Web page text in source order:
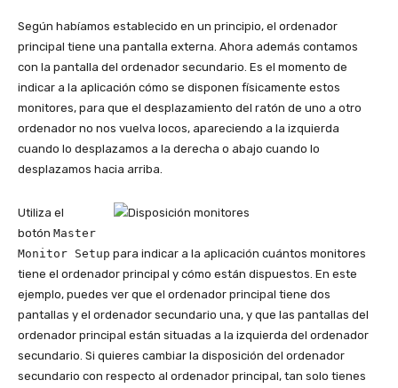
Según habíamos establecido en un principio, el ordenador
principal tiene una pantalla externa. Ahora además contamos
con la pantalla del ordenador secundario. Es el momento de
indicar a la aplicación cómo se disponen físicamente estos
monitores, para que el desplazamiento del ratón de uno a otro
ordenador no nos vuelva locos, apareciendo a la izquierda
cuando lo desplazamos a la derecha o abajo cuando lo
desplazamos hacia arriba.
Utiliza el
botón Master
Monitor Setup para indicar a la aplicación cuántos monitores
tiene el ordenador principal y cómo están dispuestos. En este
ejemplo, puedes ver que el ordenador principal tiene dos
pantallas y el ordenador secundario una, y que las pantallas del
ordenador principal están situadas a la izquierda del ordenador
secundario. Si quieres cambiar la disposición del ordenador
secundario con respecto al ordenador principal, tan solo tienes